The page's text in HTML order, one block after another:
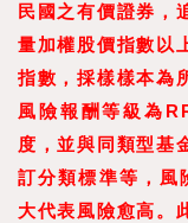
民國之有價證券，
量加權股價指數以
指數，採樣樣本為
風險報酬等級為
度，並與同類型基
訂分類標準等，風
大代表風險愈高。